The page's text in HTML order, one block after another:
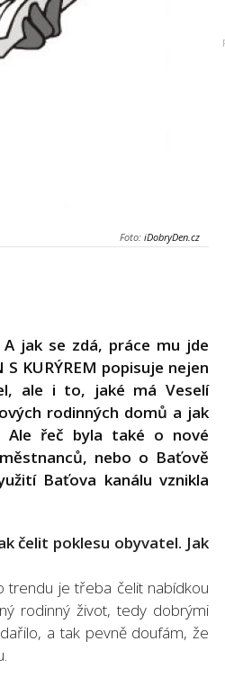
Foto: iDobryDen.cz
jak se zdá, práce mu jde
KURÝREM popisuje nejen
ale i to, jaké má Veselí
rodinných domů a jak
Ale řeč byla také o nové
nebo o Baťově
Baťova kanálu vznikla
čelit poklesu obyvatel. Jak
trendu je třeba čelit nabídkou
rodinný život, tedy dobrými
a tak pevně doufám, že